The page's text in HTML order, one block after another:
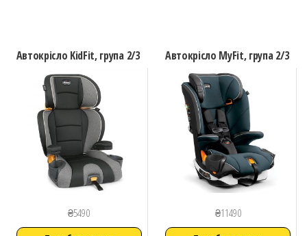
Автокрісло KidFit, група 2/3
₴5490
Автокрісло MyFit, група 2/3
₴11490